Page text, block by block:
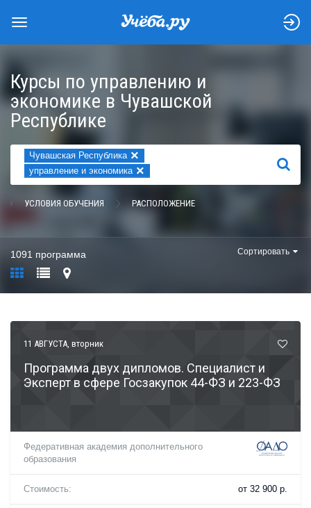
Курсы по управлению и
экономике в Чувашской
Республике
Чувашская Республика ×
управление и экономика × НАЙТИ
УСЛОВИЯ ОБУЧЕНИЯ РАСПОЛОЖЕНИЕ
1091 программа Сортировать
11 АВГУСТА, вторник
Программа двух дипломов. Специалист и
Эксперт в сфере Госзакупок 44-ФЗ и 223-ФЗ
Федеративная академия дополнительного
образования
Стоимость: от 32 900 р.